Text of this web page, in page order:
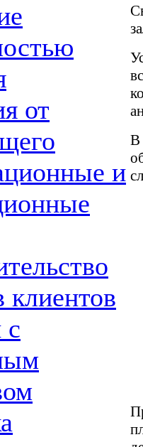
от
и
клиентов
с
В